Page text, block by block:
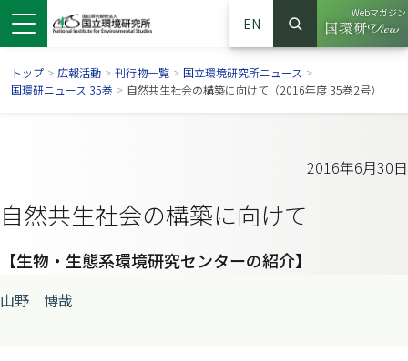
EN
サイト内検索
検索
Webマガジン
（別ウイ
トップ > 広報活動 > 刊行物一覧 > 国立環境研究所ニュース >
国環研ニュース 35巻 > 自然共生社会の構築に向けて（2016年度 35巻2号）
2016年6月30日
自然共生社会の構築に向けて
【生物・生態系環境研究センターの紹介】
山野 博哉